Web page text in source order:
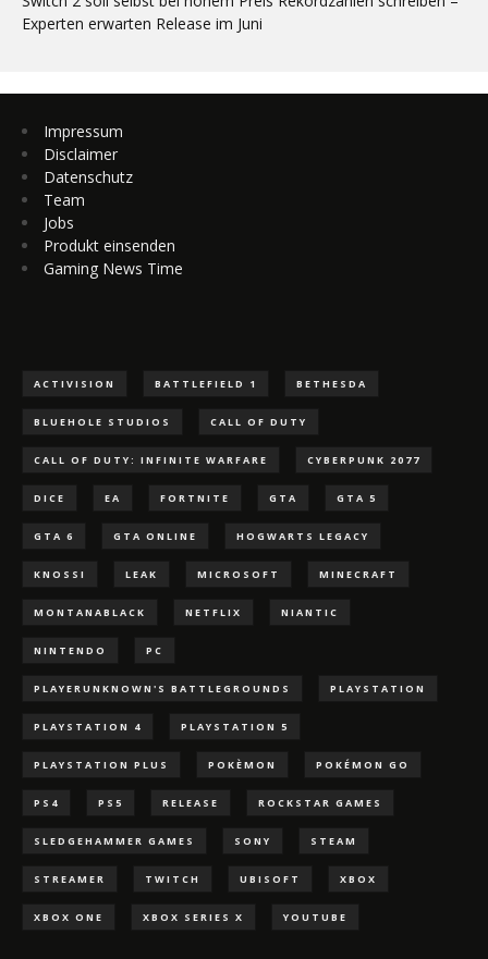
Experten erwarten Release im Juni
Impressum
Disclaimer
Datenschutz
Team
Jobs
Produkt einsenden
Gaming News Time
ACTIVISION BATTLEFIELD 1 BETHESDA
BLUEHOLE STUDIOS CALL OF DUTY
CALL OF DUTY: INFINITE WARFARE CYBERPUNK 2077
DICE EA FORTNITE GTA GTA 5
GTA 6 GTA ONLINE HOGWARTS LEGACY
KNOSSI LEAK MICROSOFT MINECRAFT
MONTANABLACK NETFLIX NIANTIC
NINTENDO PC
PLAYERUNKNOWN'S BATTLEGROUNDS PLAYSTATION
PLAYSTATION 4 PLAYSTATION 5
PLAYSTATION PLUS POKÈMON POKÉMON GO
PS4 PS5 RELEASE ROCKSTAR GAMES
SLEDGEHAMMER GAMES SONY STEAM
STREAMER TWITCH UBISOFT XBOX
XBOX ONE XBOX SERIES X YOUTUBE